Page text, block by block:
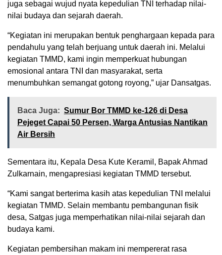
juga sebagai wujud nyata kepedulian TNI terhadap nilai-
nilai budaya dan sejarah daerah.
“Kegiatan ini merupakan bentuk penghargaan kepada para
pendahulu yang telah berjuang untuk daerah ini. Melalui
kegiatan TMMD, kami ingin memperkuat hubungan
emosional antara TNI dan masyarakat, serta
menumbuhkan semangat gotong royong,” ujar Dansatgas.
Baca Juga: Sumur Bor TMMD ke-126 di Desa
Pejeget Capai 50 Persen, Warga Antusias Nantikan
Air Bersih
Sementara itu, Kepala Desa Kute Keramil, Bapak Ahmad
Zulkarnain, mengapresiasi kegiatan TMMD tersebut.
“Kami sangat berterima kasih atas kepedulian TNI melalui
kegiatan TMMD. Selain membantu pembangunan fisik
desa, Satgas juga memperhatikan nilai-nilai sejarah dan
budaya kami.
Kegiatan pembersihan makam ini mempererat rasa